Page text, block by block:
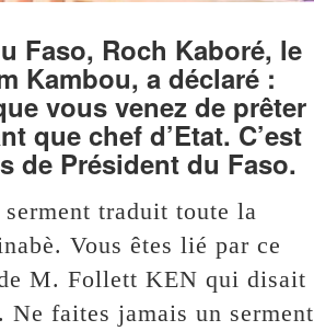
Faso, Roch Kaboré, le
Kambou, a déclaré :
vous venez de prêter
que chef d’Etat. C’est
de Président du Faso.
traduit toute la
Vous êtes lié par ce
M. Follett KEN qui disait
Ne faites jamais un serment